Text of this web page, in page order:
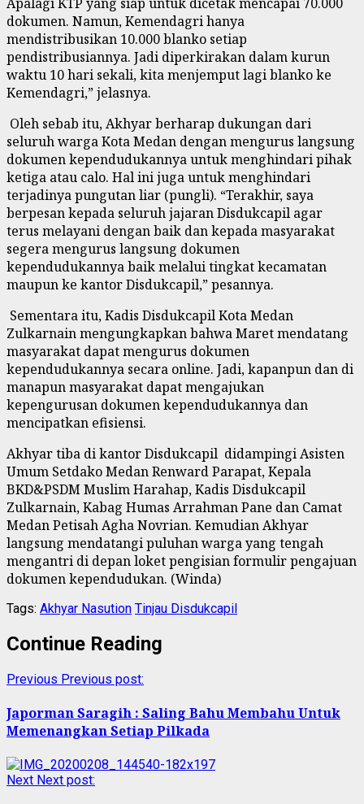
dokumen. Namun, Kemendagri hanya
mendistribusikan 10.000 blanko setiap
pendistribusiannya. Jadi diperkirakan dalam kurun
waktu 10 hari sekali, kita menjemput lagi blanko ke
Kemendagri,” jelasnya.
Oleh sebab itu, Akhyar berharap dukungan dari
seluruh warga Kota Medan dengan mengurus langsung
dokumen kependudukannya untuk menghindari pihak
ketiga atau calo. Hal ini juga untuk menghindari
terjadinya pungutan liar (pungli). “Terakhir, saya
berpesan kepada seluruh jajaran Disdukcapil agar
terus melayani dengan baik dan kepada masyarakat
segera mengurus langsung dokumen
kependudukannya baik melalui tingkat kecamatan
maupun ke kantor Disdukcapil,” pesannya.
Sementara itu, Kadis Disdukcapil Kota Medan
Zulkarnain mengungkapkan bahwa Maret mendatang
masyarakat dapat mengurus dokumen
kependudukannya secara online. Jadi, kapanpun dan di
manapun masyarakat dapat mengajukan
kepengurusan dokumen kependudukannya dan
mencipatkan efisiensi.
Akhyar tiba di kantor Disdukcapil didampingi Asisten
Umum Setdako Medan Renward Parapat, Kepala
BKD&PSDM Muslim Harahap, Kadis Disdukcapil
Zulkarnain, Kabag Humas Arrahman Pane dan Camat
Medan Petisah Agha Novrian. Kemudian Akhyar
langsung mendatangi puluhan warga yang tengah
mengantri di depan loket pengisian formulir pengajuan
dokumen kependudukan. (Winda)
Tags: Akhyar Nasution Tinjau Disdukcapil
Continue Reading
Previous Previous post:
Japorman Saragih : Saling Bahu Membahu Untuk
Memenangkan Setiap Pilkada
Next Next post: